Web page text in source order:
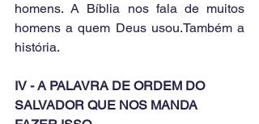
homens. A Bíblia nos fala de muitos
homens a quem Deus usou.Também a
história.
IV - A PALAVRA DE ORDEM DO
SALVADOR QUE NOS MANDA